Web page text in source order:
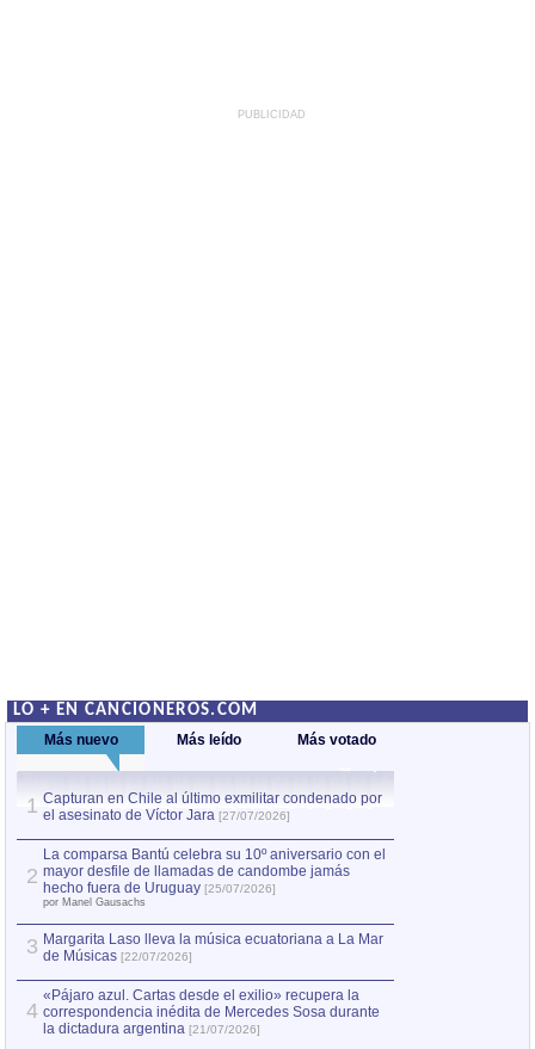
PUBLICIDAD
LO + EN CANCIONEROS.COM
Más nuevo Más leído Más votado
1 Capturan en Chile al último exmilitar condenado por
el asesinato de Víctor Jara [27/07/2026]
2
La comparsa Bantú celebra su 10º aniversario con el
mayor desfile de llamadas de candombe jamás
hecho fuera de Uruguay [25/07/2026]
por Manel Gausachs
3 Margarita Laso lleva la música ecuatoriana a La Mar
de Músicas [22/07/2026]
4
«Pájaro azul. Cartas desde el exilio» recupera la
correspondencia inédita de Mercedes Sosa durante
la dictadura argentina [21/07/2026]